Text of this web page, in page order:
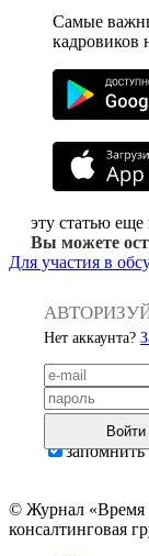
Самые
кадровиков
эту статью
Вы можете
Для участия в
Нет аккаунта?
Войти
запомнить
© Журнал «Время
консалтинговая